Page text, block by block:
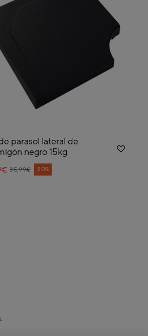
parasol lateral de
negro 15kg
Price reduced from
35,99€
to 50%